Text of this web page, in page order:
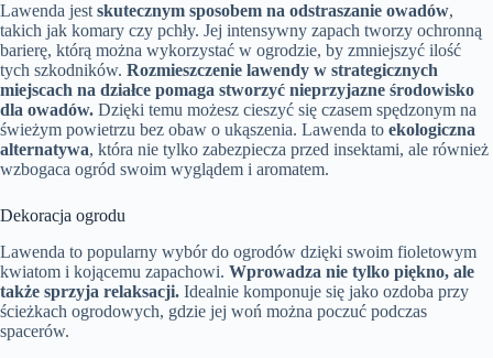
Lawenda jest skutecznym sposobem na odstraszanie owadów,
takich jak komary czy pchły. Jej intensywny zapach tworzy ochronną
barierę, którą można wykorzystać w ogrodzie, by zmniejszyć ilość
tych szkodników. Rozmieszczenie lawendy w strategicznych
miejscach na działce pomaga stworzyć nieprzyjazne środowisko
dla owadów. Dzięki temu możesz cieszyć się czasem spędzonym na
świeżym powietrzu bez obaw o ukąszenia. Lawenda to ekologiczna
alternatywa, która nie tylko zabezpiecza przed insektami, ale również
wzbogaca ogród swoim wyglądem i aromatem.
Dekoracja ogrodu
Lawenda to popularny wybór do ogrodów dzięki swoim fioletowym
kwiatom i kojącemu zapachowi. Wprowadza nie tylko piękno, ale
także sprzyja relaksacji. Idealnie komponuje się jako ozdoba przy
ścieżkach ogrodowych, gdzie jej woń można poczuć podczas
spacerów.